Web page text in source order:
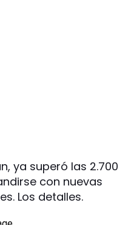
ya superó las 2.700
con nuevas
Los detalles.